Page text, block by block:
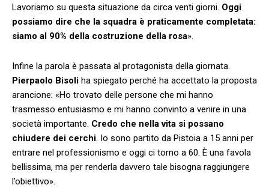
Lavoriamo su questa situazione da circa venti giorni. Oggi
possiamo dire che la squadra è praticamente completata:
siamo al 90% della costruzione della rosa».
Infine la parola è passata al protagonista della giornata.
Pierpaolo Bisoli ha spiegato perché ha accettato la proposta
arancione: «Ho trovato delle persone che mi hanno
trasmesso entusiasmo e mi hanno convinto a venire in una
società importante. Credo che nella vita si possano
chiudere dei cerchi. Io sono partito da Pistoia a 15 anni per
entrare nel professionismo e oggi ci torno a 60. È una favola
bellissima, ma per renderla davvero tale bisogna raggiungere
l’obiettivo».